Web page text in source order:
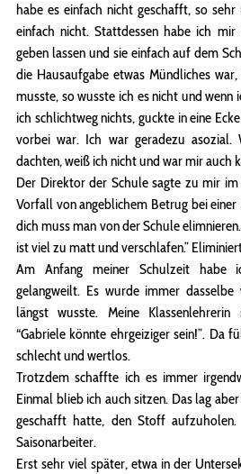
habe es einfach nicht geschafft, so
einfach nicht. Stattdessen habe ich
geben lassen und sie einfach auf dem
die Hausaufgabe etwas Mündliches
musste, so wusste ich es nicht und wenn
ich schlichtweg nichts, guckte in eine
vorbei war. Ich war geradezu asozial.
dachten, weiß ich nicht und war mir auch
Der Direktor der Schule sagte zu mir
Vorfall von angeblichem Betrug bei einer
dich muss man von der Schule
ist viel zu matt und verschlafen.”
Am Anfang meiner Schulzeit
gelangweilt. Es wurde immer
längst wusste. Meine
“Gabriele könnte ehrgeiziger sein!”. Da
schlecht und wertlos.
Trotzdem schaffte ich es immer
Einmal blieb ich auch sitzen. Das lag
geschafft hatte, den Stoff
Saisonarbeiter.
Erst sehr viel später, etwa in der